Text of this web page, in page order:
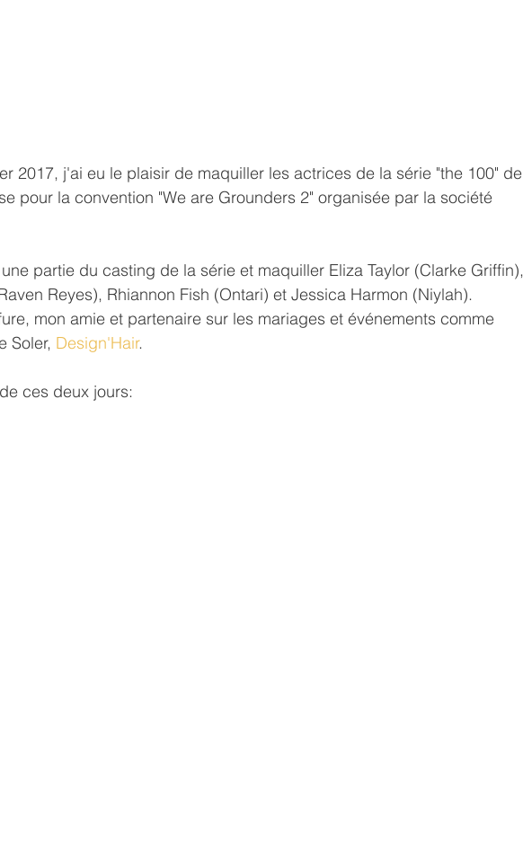
2017, j'ai eu le plaisir de maquiller les actrices de la série "the 100" de
pour la convention "We are Grounders 2" organisée par la société
partie du casting de la série et maquiller Eliza Taylor (Clarke Griffin),
Reyes), Rhiannon Fish (Ontari) et Jessica Harmon (Niylah).
mon amie et partenaire sur les mariages et événements comme
Soler, Design'Hair.
ces deux jours: